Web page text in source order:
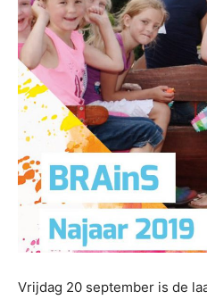
Vrijdag 20 september is de